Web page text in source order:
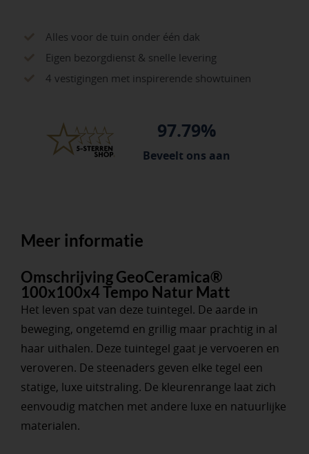
Alles voor de tuin onder één dak
Eigen bezorgdienst & snelle levering
4 vestigingen met inspirerende showtuinen
97.79%
Beveelt ons aan
Meer informatie
Omschrijving GeoCeramica®
100x100x4 Tempo Natur Matt
Het leven spat van deze tuintegel. De aarde in
beweging, ongetemd en grillig maar prachtig in al
haar uithalen. Deze tuintegel gaat je vervoeren en
veroveren. De steenaders geven elke tegel een
statige, luxe uitstraling. De kleurenrange laat zich
eenvoudig matchen met andere luxe en natuurlijke
materialen.